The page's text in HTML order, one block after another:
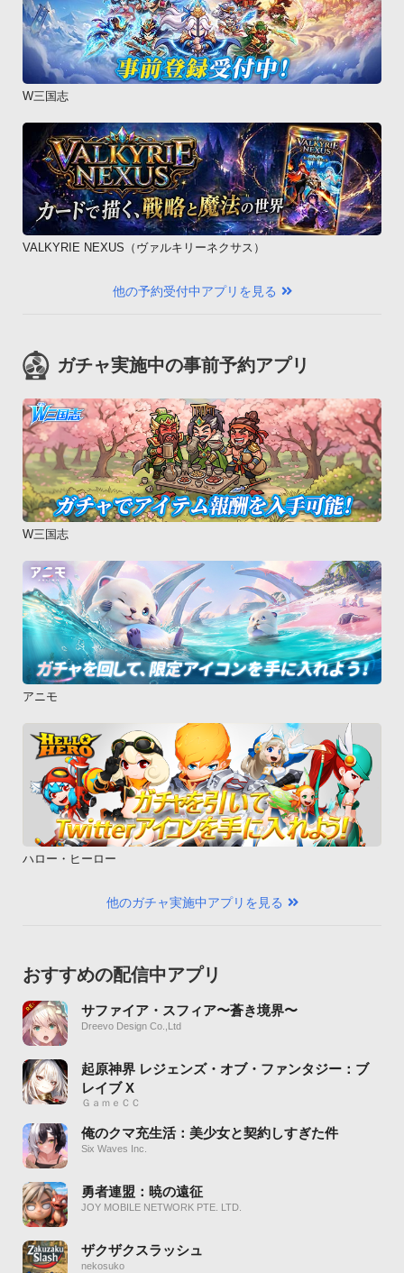
W三国志
VALKYRIE NEXUS（ヴァルキリーネクサス）
他の予約受付中アプリを見る
ガチャ実施中の事前予約アプリ
W三国志
アニモ
ハロー・ヒーロー
他のガチャ実施中アプリを見る
おすすめの配信中アプリ
サファイア・スフィア〜蒼き境界〜
Dreevo Design Co.,Ltd
起原神界 レジェンズ・オブ・ファンタジー：ブ
レイブ X
ＧａｍｅＣＣ
俺のクマ充生活：美少女と契約しすぎた件
Six Waves Inc.
勇者連盟：暁の遠征
JOY MOBILE NETWORK PTE. LTD.
ザクザクスラッシュ
nekosuko